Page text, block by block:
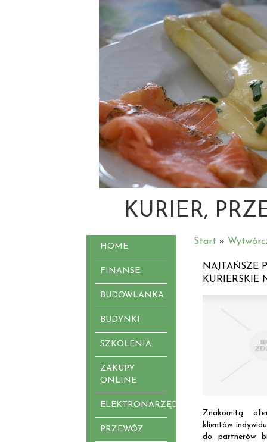
KURIER,
HOME
FINANSE
BUDOWLANKA
BUDYNKI
SZKOLENIA
ZAKUPY
ONLINE
ELEKTRONARZĘDZIA
PRZEWÓZ
Start »
NAJTAŃSZE
KURIERSKIE
Znakomitą
klientów
do partnerów